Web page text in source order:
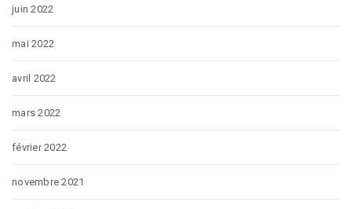
juin 2022
mai 2022
avril 2022
mars 2022
février 2022
novembre 2021